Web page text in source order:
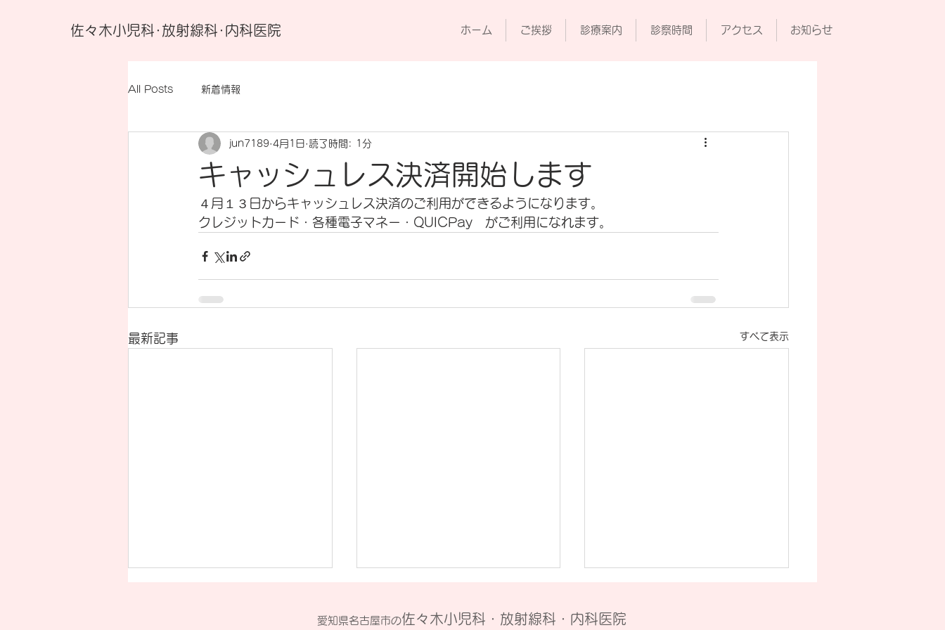
佐々木小児科･放射線科･内科医院 ホーム ご挨拶 診療案内 診察時間 アクセス お知らせ
All Posts 新着情報
キャッシュレス決済開始します
jun7189 4月1日 読了時間: 1分
４月１３日からキャッシュレス決済のご利用ができるようになります。
クレジットカード・各種電子マネー・QUICPay　がご利用になれます。
最新記事 すべて表示
愛知県名古屋市の佐々木小児科・放射線科・内科医院